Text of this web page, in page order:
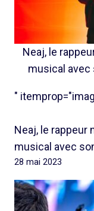
Neaj, le
musical avec
"
Neaj, le rappeur
musical avec
28 mai 2023